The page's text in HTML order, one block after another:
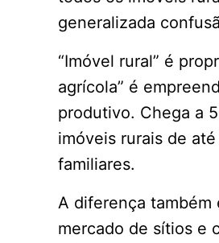
generalizada
“Imóvel rural” é
agrícola” é
produtivo. Chega a
imóveis rurais de
familiares.
A diferença também
mercado de sítios e